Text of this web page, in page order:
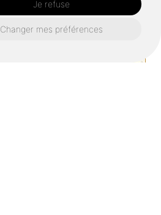
Je refuse
Changer mes préférences